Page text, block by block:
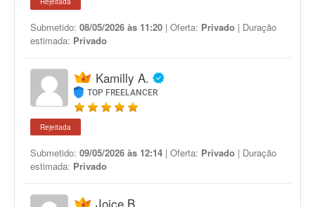
Submetido: 08/05/2026 às 11:20 | Oferta: Privado | Duração
estimada: Privado
Kamilly A.
TOP FREELANCER
Rejeitada
Submetido: 09/05/2026 às 12:14 | Oferta: Privado | Duração
estimada: Privado
Joice B.